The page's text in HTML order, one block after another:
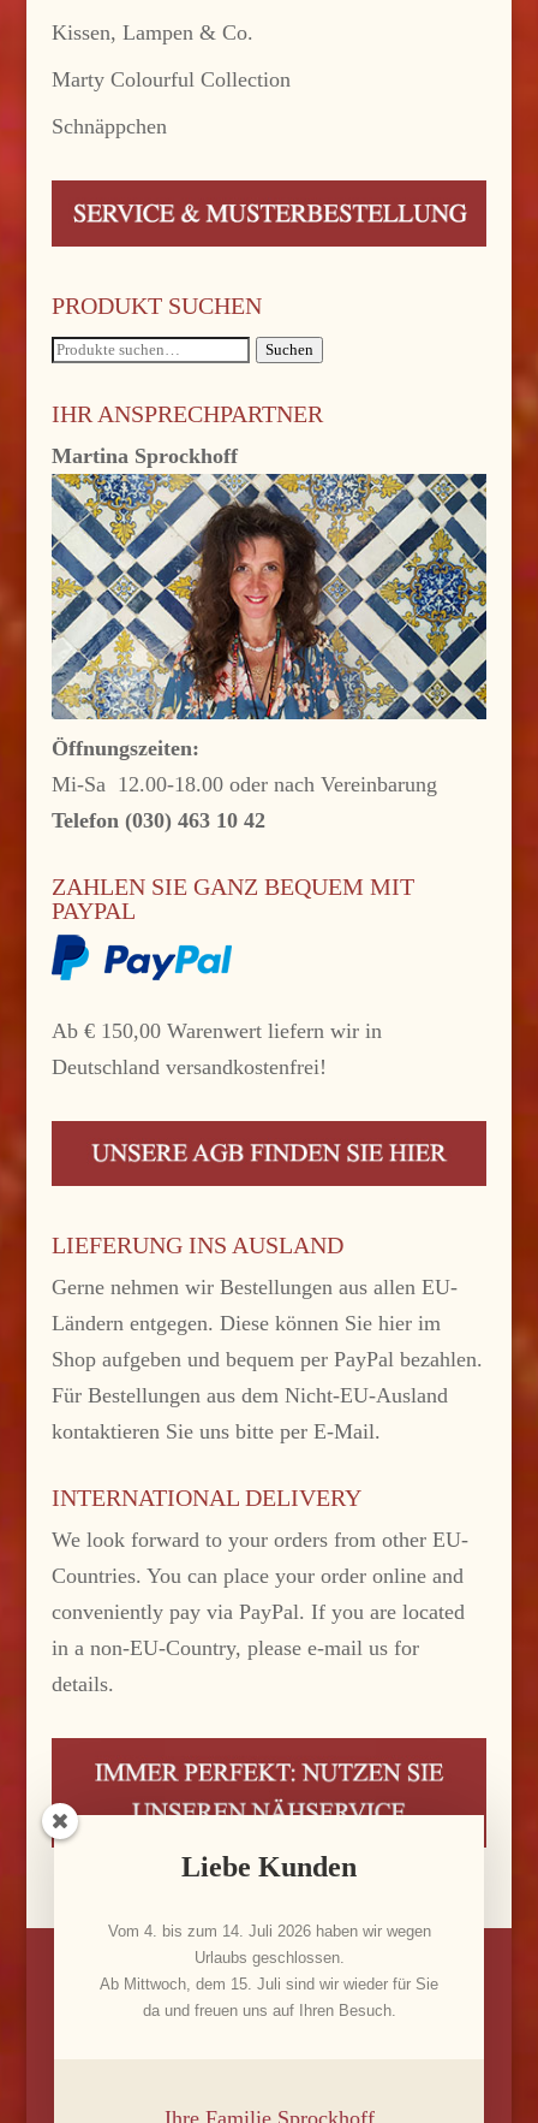
Kissen, Lampen & Co.
Marty Colourful Collection
Schnäppchen
PRODUKT SUCHEN
Suche
Suchen
IHR ANSPRECHPARTNER
Martina Sprockhoff
Öffnungszeiten:
Mi-Sa 12.00-18.00 oder nach Vereinbarung
Telefon (030) 463 10 42
ZAHLEN SIE GANZ BEQUEM MIT
PAYPAL
Ab € 150,00 Warenwert liefern wir in
Deutschland versandkostenfrei!
LIEFERUNG INS AUSLAND
Gerne nehmen wir Bestellungen aus allen EU-
Ländern entgegen. Diese können Sie hier im
Shop aufgeben und bequem per PayPal bezahlen.
Für Bestellungen aus dem Nicht-EU-Ausland
kontaktieren Sie uns bitte per E-Mail.
INTERNATIONAL DELIVERY
We look forward to your orders from other EU-
Countries. You can place your order online and
conveniently pay via PayPal. If you are located
in a non-EU-Country, please e-mail us for
details.
© 2022 FRÖHLICH WOHNEN - GESTALTET VON VICA
Liebe Kunden
Vom 4. bis zum 14. Juli 2026 haben wir wegen
Urlaubs geschlossen.
Ab Mittwoch, dem 15. Juli sind wir wieder für Sie
da und freuen uns auf Ihren Besuch.
Ihre Familie Sprockhoff